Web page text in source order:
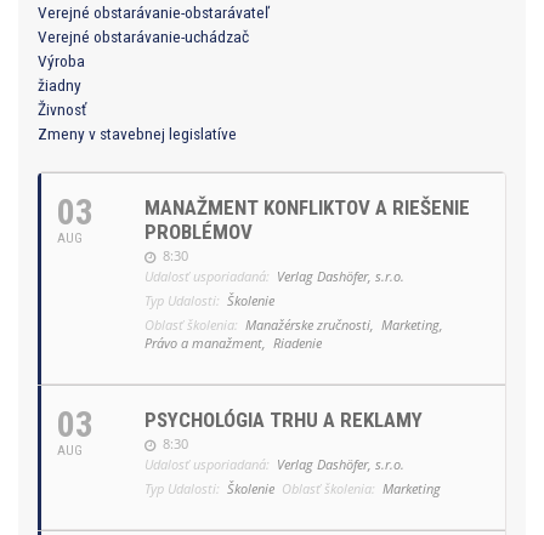
Verejné obstarávanie-obstarávateľ
Verejné obstarávanie-uchádzač
Výroba
žiadny
Živnosť
Zmeny v stavebnej legislatíve
03
AUG
MANAŽMENT KONFLIKTOV A RIEŠENIE
PROBLÉMOV
8:30
Udalosť usporiadaná: Verlag Dashöfer, s.r.o.
Typ Udalosti: Školenie
Oblasť školenia: Manažérske zručnosti, Marketing,
Právo a manažment, Riadenie
03
AUG
PSYCHOLÓGIA TRHU A REKLAMY
8:30
Udalosť usporiadaná: Verlag Dashöfer, s.r.o.
Typ Udalosti: Školenie Oblasť školenia: Marketing